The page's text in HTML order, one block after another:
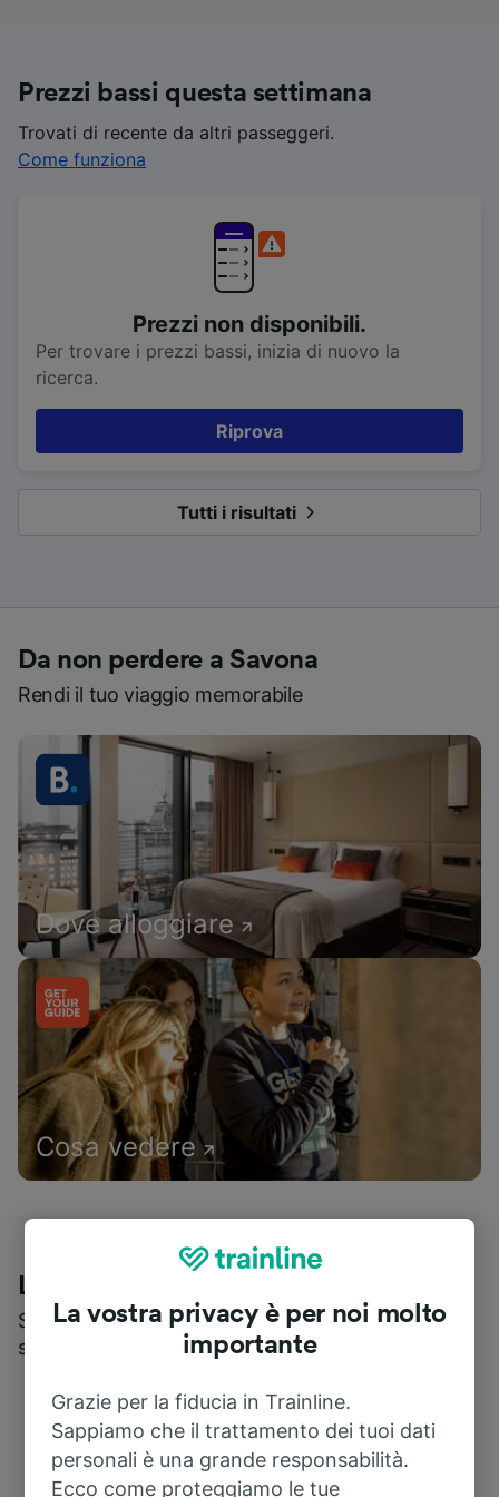
Prezzi bassi questa settimana
Trovati di recente da altri passeggeri.
Come funziona
Prezzi non disponibili.
Per trovare i prezzi bassi, inizia di nuovo la
ricerca.
Riprova
Tutti i risultati
Da non perdere a Savona
Rendi il tuo viaggio memorabile
Dove alloggiare
Cosa vedere
Le recensioni dei nostri viaggiatori
Scopri cosa pensa realmente chi utilizza i nostri
servizi
La vostra privacy è per noi molto
importante
Grazie per la fiducia in Trainline.
Sappiamo che il trattamento dei tuoi dati
personali è una grande responsabilità.
Ecco come proteggiamo le tue